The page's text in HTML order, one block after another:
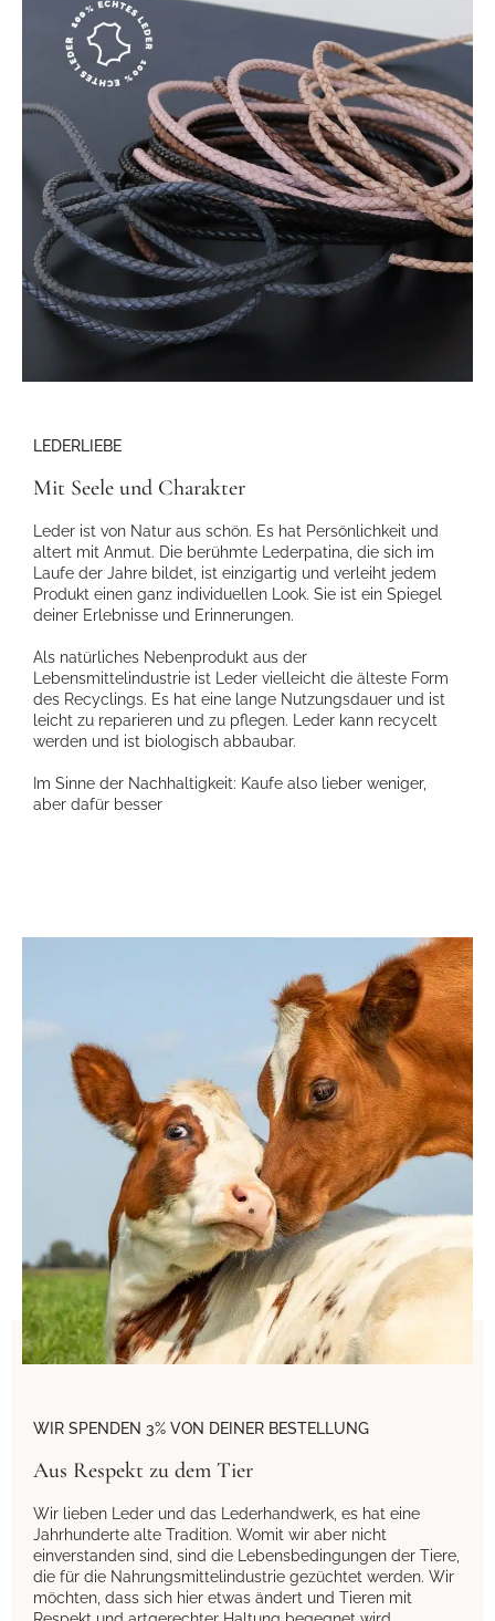
LEDERLIEBE
Mit Seele und Charakter
Leder ist von Natur aus schön. Es hat Persönlichkeit und
altert mit Anmut. Die berühmte Lederpatina, die sich im
Laufe der Jahre bildet, ist einzigartig und verleiht jedem
Produkt einen ganz individuellen Look. Sie ist ein Spiegel
deiner Erlebnisse und Erinnerungen.
Als natürliches Nebenprodukt aus der
Lebensmittelindustrie ist Leder vielleicht die älteste Form
des Recyclings. Es hat eine lange Nutzungsdauer und ist
leicht zu reparieren und zu pflegen. Leder kann recycelt
werden und ist biologisch abbaubar.
Im Sinne der Nachhaltigkeit: Kaufe also lieber weniger,
aber dafür besser
WIR SPENDEN 3% VON DEINER BESTELLUNG
Aus Respekt zu dem Tier
Wir lieben Leder und das Lederhandwerk, es hat eine
Jahrhunderte alte Tradition. Womit wir aber nicht
einverstanden sind, sind die Lebensbedingungen der Tiere,
die für die Nahrungsmittelindustrie gezüchtet werden. Wir
möchten, dass sich hier etwas ändert und Tieren mit